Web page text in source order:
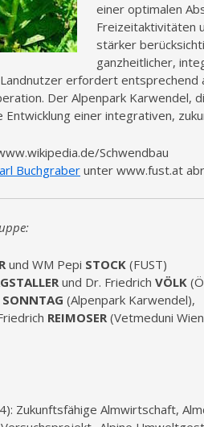
einer optimalen
Freizeitaktivitäten
stärker
ganzheitlicher,
erfordert entsprechend
Der Alpenpark Karwendel,
einer integrativen,
Schwendbau
Buchgraber unter www.fust.at
und WM Pepi STOCK (FUST)
und Dr. Friedrich VÖLK
SONNTAG (Alpenpark Karwendel),
REIMOSER (Vetmeduni
Zukunftsfähige Almwirtschaft,